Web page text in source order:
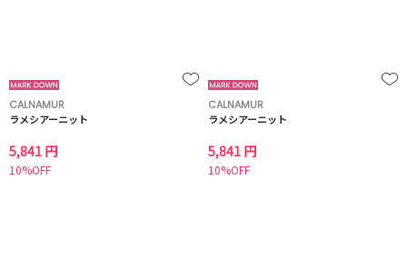
CALNAMUR
ラメシアーニット
5,841 円
10%OFF
CALNAMUR
ラメシアーニット
5,841 円
10%OFF